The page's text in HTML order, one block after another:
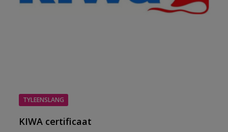
TYLEENSLANG
KIWA certificaat